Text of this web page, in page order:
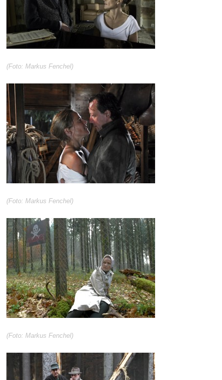
(Foto: Markus Fenchel)
(Foto: Markus Fenchel)
(Foto: Markus Fenchel)